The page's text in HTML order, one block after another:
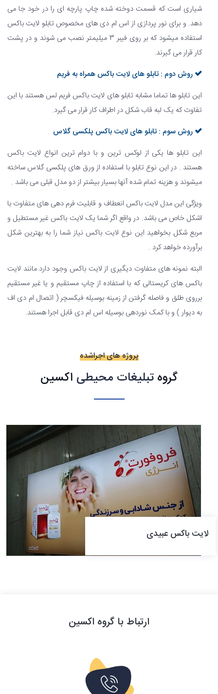
شیاری است که قسمت دوخته شده چاپ پارچه ای را در خود جا می
دهد. و برای نور پردازی از اس ام دی های مخصوص تابلو لایت باکس
استفاده میشود که بر روی فیبر 3 میلیمتر نصب می شوند و در پشت
کار قرار می گیرند.
روش دوم : تابلو های لایت باکس همراه به فریم
این تابلو ها تماما مشابه تابلو های لایت باکس فریم لس هستند با این
تفاوت که یک لبه قاب شکل در اطراف کار قرار می گیرد.
روش سوم : تابلو های لایت باکس پلکسی گلاس
این تابلو ها یکی از لوکس ترین و با دوام ترین انواع لایت باکس
هستند . در این نوع تابلو با استفاده از ورق های پلکسی گلاس ساخته
میشوند و هزینه تمام شده آنها بسیار بیشتر از دو مدل قبلی می باشد .
ویژگی این مدل لایت باکس انعطاف و قابلیت فرم دهی های متفاوت با
اشکل خاص می باشد. در واقع اگر شما یک لایت باکس غیر مستطیل و
مربع شکل بخواهید این نوع لایت باکس نیاز شما را به بهترین شکل
برآورده خواهد کرد .
البته نمونه های متفاوت دیگیری از لایت باکس وجود دارد مانند لایت
باکس های کریستالی که با استفاده از چاپ مستقیم و یا غیر مستقیم
برروی طلق و فاصله گرفتن از زمینه بوسیله فیکسچر ( اتصال ام دی اف
به دیوار ) و با کمک نوردهی بوسیله اس ام دی قابل اجرا هستند.
پروژه های اجراشده
گروه تبلیغات محیطی اکسین
لایت باکس عبیدی
ارتباط با گروه اکسین